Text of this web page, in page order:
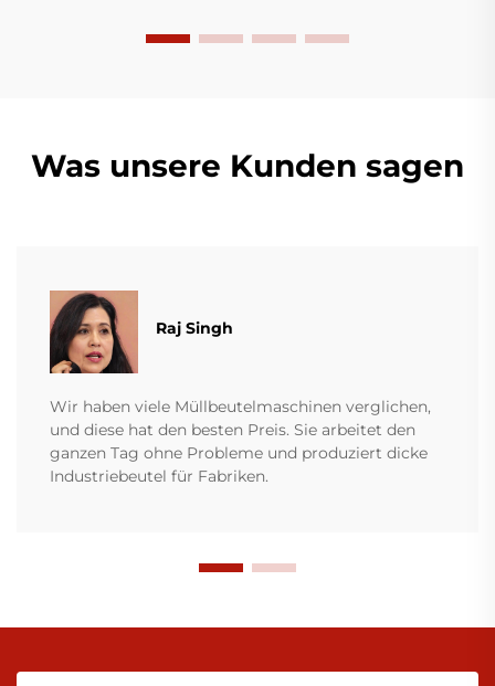
Was unsere Kunden sagen
Raj Singh
Wir haben viele Müllbeutelmaschinen verglichen,
und diese hat den besten Preis. Sie arbeitet den
ganzen Tag ohne Probleme und produziert dicke
Industriebeutel für Fabriken.